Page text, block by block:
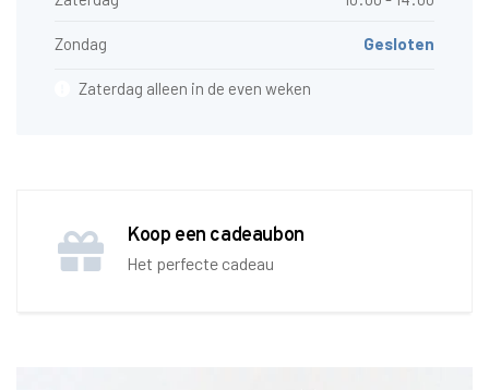
Zondag Gesloten
Zaterdag alleen in de even weken
Koop een cadeaubon
Het perfecte cadeau